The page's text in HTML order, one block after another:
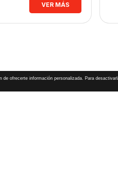
VER MÁS
de ofrecerte información personalizada. Para